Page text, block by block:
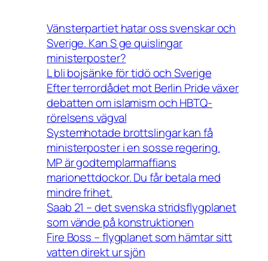
Vänsterpartiet hatar oss svenskar och
Sverige. Kan S ge quislingar
ministerposter?
L bli bojsänke för tidö och Sverige
Efter terrordådet mot Berlin Pride växer
debatten om islamism och HBTQ-
rörelsens vägval
Systemhotade brottslingar kan få
ministerposter i en sosse regering.
MP är godtemplarmaffians
marionettdockor. Du får betala med
mindre frihet.
Saab 21 – det svenska stridsflygplanet
som vände på konstruktionen
Fire Boss – flygplanet som hämtar sitt
vatten direkt ur sjön